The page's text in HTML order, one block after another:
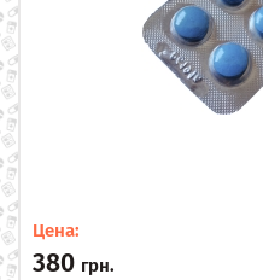
Цена:
380 грн.